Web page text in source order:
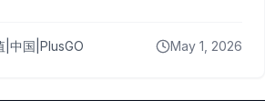
|中国|PlusGO May 1, 2026